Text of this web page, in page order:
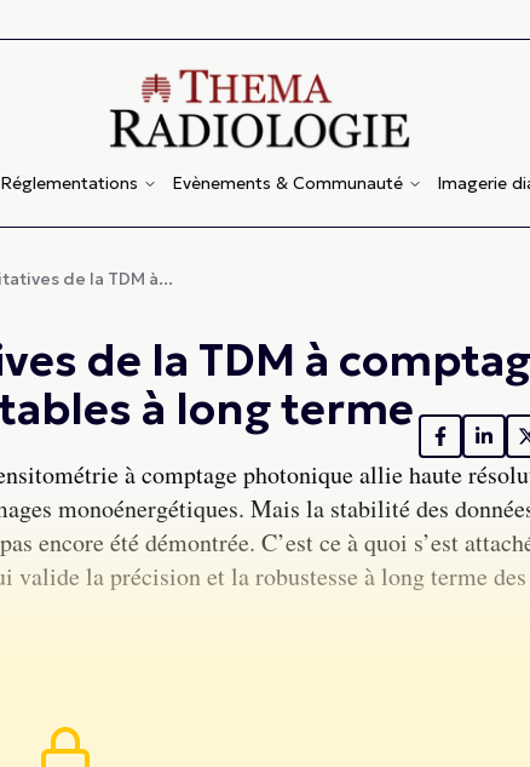
Evènements & Communauté Imagerie
de la TDM à...
de la TDM à
à long terme
à comptage photonique allie haute
monoénergétiques. Mais la stabilité des
encore été démontrée. C’est ce à quoi s’est
valide la précision et la robustesse à long terme